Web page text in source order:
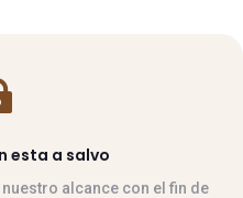
esta a salvo
alcance con el fin de